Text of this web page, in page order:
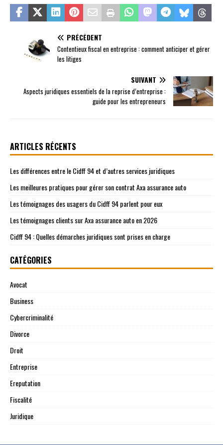
PRÉCÉDENT
Contentieux fiscal en entreprise : comment anticiper et gérer
les litiges
SUIVANT
Aspects juridiques essentiels de la reprise d’entreprise :
guide pour les entrepreneurs
ARTICLES RÉCENTS
Les différences entre le Cidff 94 et d’autres services juridiques
Les meilleures pratiques pour gérer son contrat Axa assurance auto
Les témoignages des usagers du Cidff 94 parlent pour eux
Les témoignages clients sur Axa assurance auto en 2026
Cidff 94 : Quelles démarches juridiques sont prises en charge
CATÉGORIES
Avocat
Business
Cybercriminalité
Divorce
Droit
Entreprise
Ereputation
Fiscalité
Juridique